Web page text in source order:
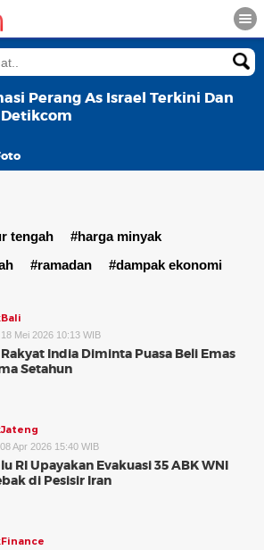
Perang As Israel Terkini Dan
tengah
#harga minyak
#ramadan #dampak ekonomi
Mei 2026 10:13 WIB
Rakyat India Diminta Puasa Beli Emas
Setahun
Apr 2026 15:40 WIB
RI Upayakan Evakuasi 35 ABK WNI
di Pesisir Iran